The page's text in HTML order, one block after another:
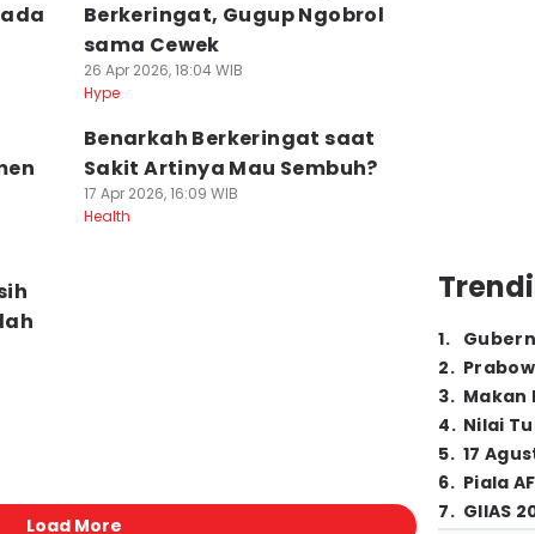
Berkeringat, Gugup Ngobrol
sama Cewek
26 Apr 2026, 18:04 WIB
Hype
Benarkah Berkeringat saat
Sakit Artinya Mau Sembuh?
17 Apr 2026, 16:09 WIB
Health
Load More
1.
2.
3. Makan
4. Nilai
5. 17
6. Piala
7. GIIAS